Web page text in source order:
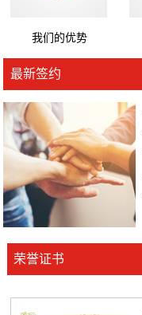
我们的优势
最新签约
荣誉证书